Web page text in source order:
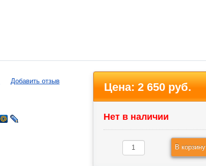
Добавить отзыв Цена:2 650 руб.
Нет в наличии
В корзину